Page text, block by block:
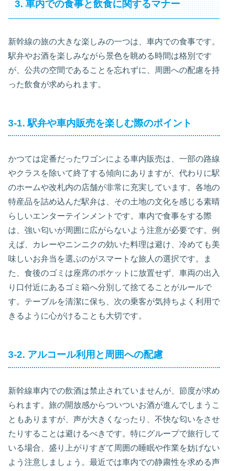
3. 車内での食事と飲食に関するマナー
新幹線の旅の大きな楽しみの一つは、車内での食事です。
駅弁やお酒を楽しみながら景色を眺める時間は格別です
が、公共の空間であることを忘れずに、周囲への配慮を持
った飲食が求められます。
3-1. 駅弁や車内販売を楽しむ際のポイント
かつては定番だったワゴンによる車内販売は、一部の路線
やクラスを除いて終了する傾向にありますが、代わりに駅
のホームや改札内の店舗が非常に充実しています。各地の
特産品を詰め込んだ駅弁は、その土地の文化を感じる素晴
らしいエンターテインメントです。車内で食事をする際
は、強い匂いが周囲に広がらないよう注意が必要です。例
えば、カレーやニンニクの効いた料理は避け、冷めても美
味しいお弁当を選ぶのがスマートな旅人の選択です。ま
た、食後のゴミは座席のポケットに放置せず、車両の出入
り口付近にあるゴミ箱へ分別して捨てることがルールで
す。テーブルを清潔に保ち、次の乗客が気持ちよく利用で
きるように心がけることも大切です。
3-2. アルコール利用と周囲への配慮
新幹線車内での飲酒は禁止されていませんが、節度が求め
られます。旅の開放感からついついお酒が進んでしまうこ
ともありますが、声が大きくなったり、不快な匂いをさせ
たりすることは避けるべきです。特にグループで旅行して
いる場合、盛り上がりすぎて周囲の睡眠や作業を妨げない
よう注意しましょう。最近では車内での静粛性を求める声